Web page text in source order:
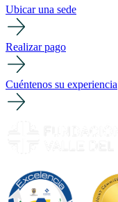
Ubicar una sede
Realizar pago
Cuéntenos su experiencia